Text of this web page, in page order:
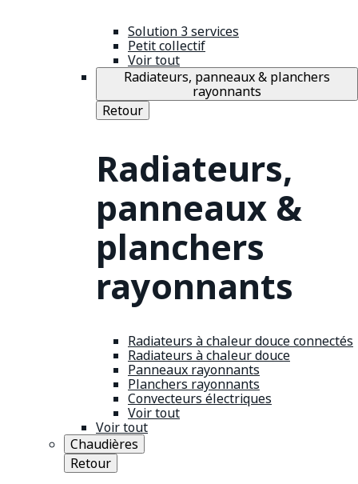
Solution 3 services
Petit collectif
Voir tout
Radiateurs, panneaux & planchers
rayonnants
Retour
Radiateurs,
panneaux &
planchers
rayonnants
Radiateurs à chaleur douce connectés
Radiateurs à chaleur douce
Panneaux rayonnants
Planchers rayonnants
Convecteurs électriques
Voir tout
Voir tout
Chaudières
Retour